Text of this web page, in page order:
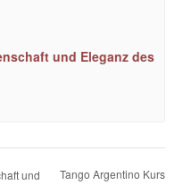
und Eleganz des
und
Tango Argentino Kurs